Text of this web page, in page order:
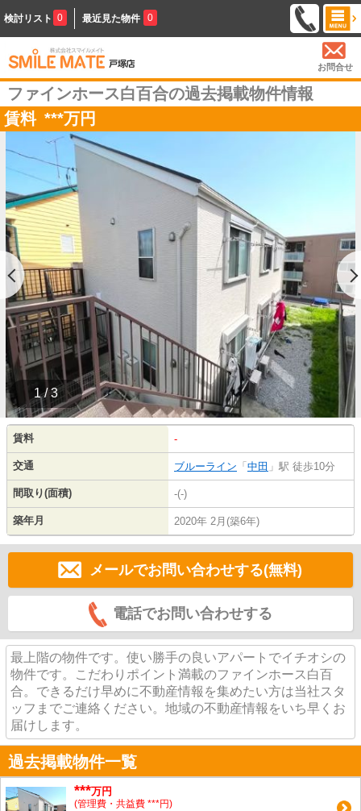
検討リスト 0 最近見た物件 0
お問合せ
ファインホース白百合の過去掲載物件情報
賃料 ***万円
1 / 3
賃料 -
交通 ブルーライン 「 中田 」駅 徒歩10分
間取り(面積) -(-)
築年月 2020年 2月(築6年)
メールでお問い合わせする(無料)
電話でお問い合わせする
最上階の物件です。使い勝手の良いアパートでイチオシの
物件です。こだわりポイント満載のファインホース白百
合。できるだけ早めに不動産情報を集めたい方は当社スタ
ッフまでご連絡ください。地域の不動産情報をいち早くお
届けします。
過去掲載物件一覧
***万円
(管理費・共益費 ***円)